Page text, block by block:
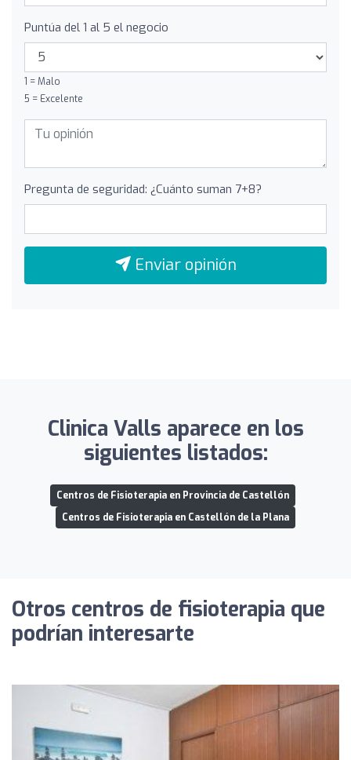
Puntúa del 1 al 5 el negocio
1 = Malo
5 = Excelente
Pregunta de seguridad: ¿Cuánto suman 7+8?
Enviar opinión
Clinica Valls aparece en los
siguientes listados:
Centros de Fisioterapia en Provincia de Castellón
Centros de Fisioterapia en Castellón de la Plana
Otros centros de fisioterapia que
podrían interesarte